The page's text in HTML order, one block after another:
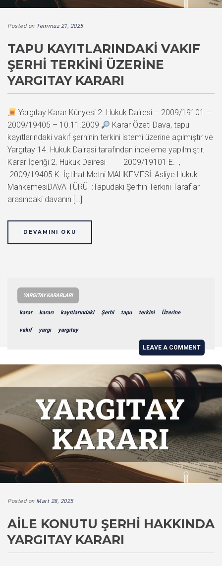
Posted on Temmuz 21, 2025
TAPU KAYITLARINDAKI VAKIF
ŞERHI TERKINI ÜZERINE
YARGITAY KARARI
Yargıtay Karar Künyesi 2. Hukuk Dairesi – 2009/19101 –
2009/19405 – 10.11.2009
Karar Özeti Dava, tapu
kayıtlarındaki vakıf şerhinin terkini istemi üzerine açılmıştır ve
Yargıtay 14. Hukuk Dairesi tarafından inceleme yapılmıştır.
Karar İçeriği 2. Hukuk Dairesi 2009/19101 E. ,
2009/19405 K. İçtihat Metni MAHKEMESİ :Asliye Hukuk
MahkemesiDAVA TÜRÜ :Tapudaki Şerhin Terkini Taraflar
arasındaki davanın […]
DEVAMINI OKU
YARGITAY KARARLARI
karar kararı kayıtlarındaki Şerhi tapu terkini Üzerine
vakıf yargı yargıtay
LEAVE A COMMENT
Posted on Mart 28, 2025
AILE KONUTU ŞERHI HAKKINDA
YARGITAY KARARI